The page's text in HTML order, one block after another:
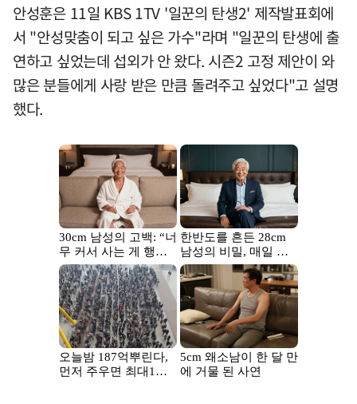
안성훈은 11일 KBS 1TV '일꾼의 탄생2' 제작발표회에
서 "안성맞춤이 되고 싶은 가수"라며 "일꾼의 탄생에 출
연하고 싶었는데 섭외가 안 왔다. 시즌2 고정 제안이 와
많은 분들에게 사랑 받은 만큼 돌려주고 싶었다"고 설명
했다.